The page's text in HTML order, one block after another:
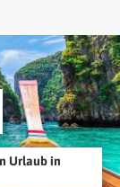
Urlaub in